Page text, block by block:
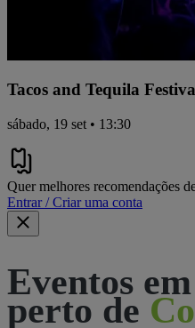
Tacos and Tequila
sábado, 19 set • 13:30
Quer melhores recomendações
Entrar / Criar uma conta
Eventos
perto de